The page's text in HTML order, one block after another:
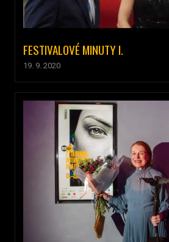
FESTIVALOVÉ MINUTY I.
19. 9. 2020